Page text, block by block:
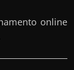
online